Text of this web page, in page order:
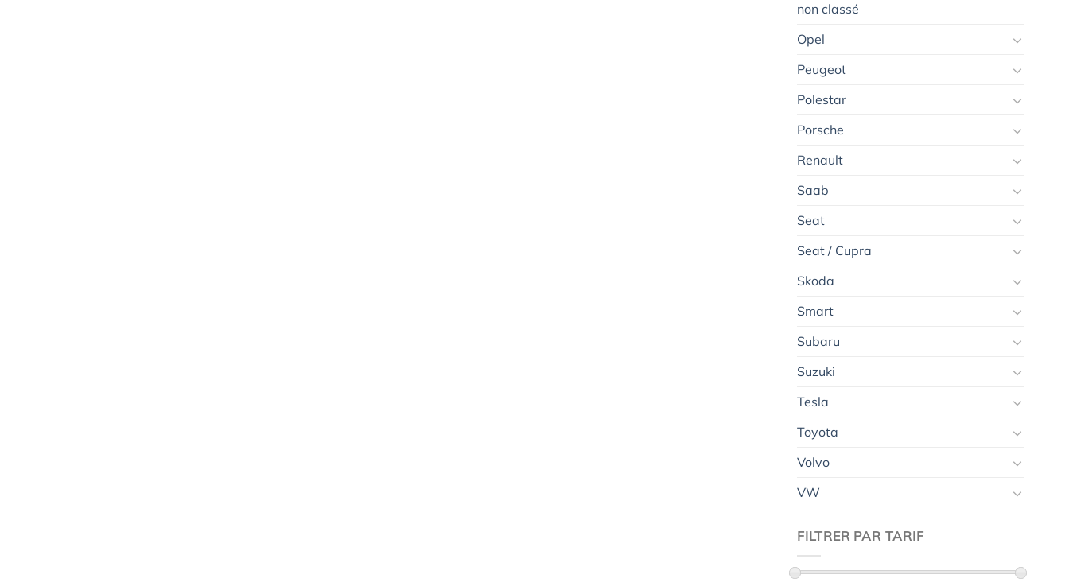
non classé
Opel
Peugeot
Polestar
Porsche
Renault
Saab
Seat
Seat / Cupra
Skoda
Smart
Subaru
Suzuki
Tesla
Toyota
Volvo
VW
FILTRER PAR TARIF